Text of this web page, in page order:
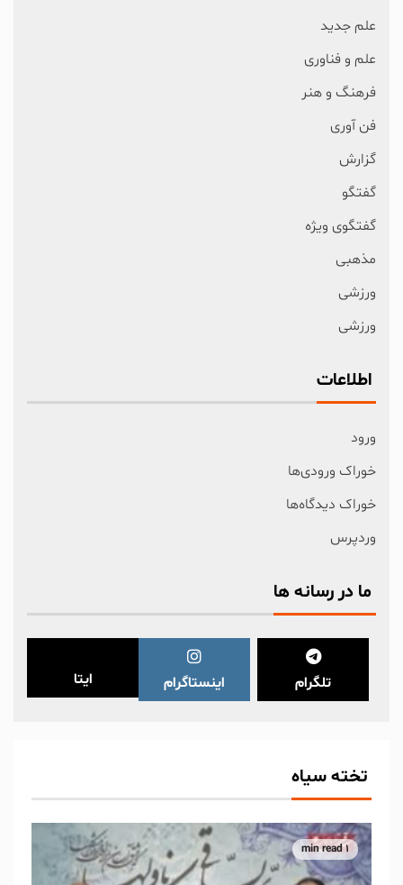
علم جدید
علم و فناوری
فرهنگ و هنر
فن آوری
گزارش
گفتگو
گفتگوی ویژه
مذهبی
ورزشی
ورزشی
اطلاعات
ورود
خوراک ورودی‌ها
خوراک دیدگاه‌ها
وردپرس
ما در رسانه ها
تلگرام اینستاگرام ایتا
تخته سیاه
1 min read